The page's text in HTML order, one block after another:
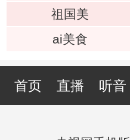
祖国美
ai美食
首页 直播 听音